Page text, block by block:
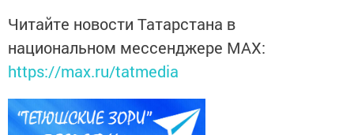
Читайте новости Татарстана в
национальном мессенджере MАХ:
https://max.ru/tatmedia